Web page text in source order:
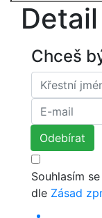
Chceš
Souhlasím
dle Zásad